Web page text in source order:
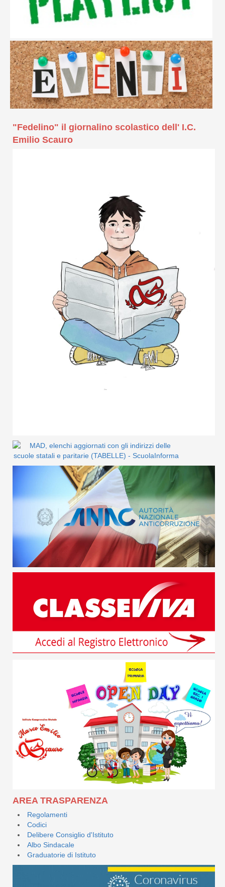
"Fedelino" il giornalino scolastico dell' I.C.
Emilio Scauro
AREA TRASPARENZA
Regolamenti
Codici
Delibere Consiglio d'Istituto
Albo Sindacale
Graduatorie di Istituto